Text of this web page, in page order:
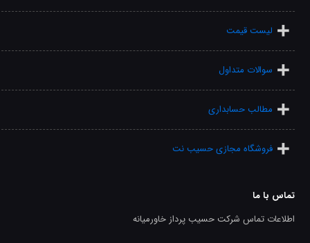
لیست قیمت
سوالات متداول
مطالب حسابداری
فروشگاه مجازی حسیب نت
تماس با ما
اطلاعات تماس شرکت حسیب پرداز خاورمیانه